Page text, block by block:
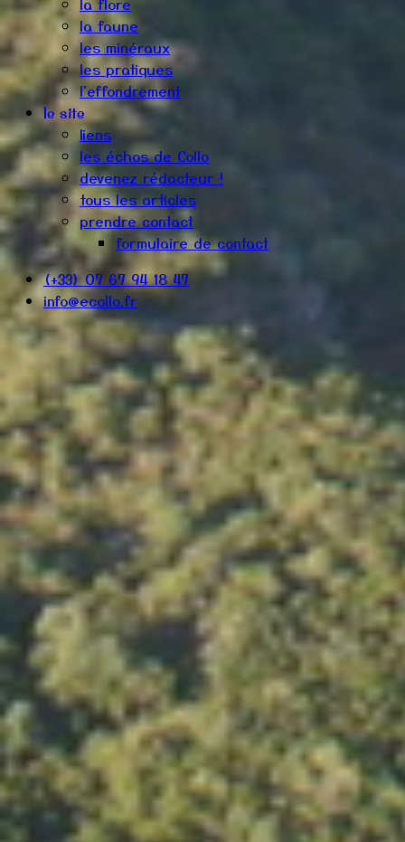
la faune
les minéraux
les pratiques
l'effondrement
le site
liens
les échos de Collo
devenez rédacteur !
tous les articles
prendre contact
formulaire de contact
(+33) 07 67 94 18 47
info@ecollo.fr